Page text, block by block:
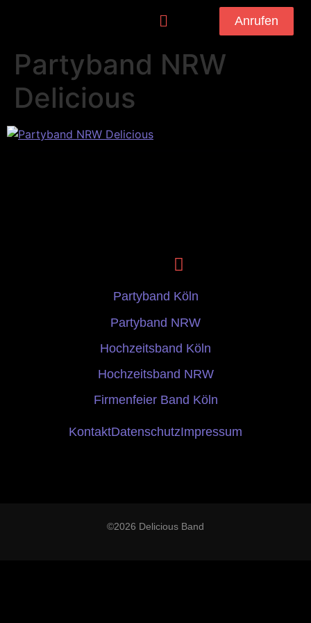
Anrufen
Partyband NRW
Delicious
Partyband Köln
Partyband NRW
Hochzeitsband Köln
Hochzeitsband NRW
Firmenfeier Band Köln
KontaktDatenschutzImpressum
©2026 Delicious Band